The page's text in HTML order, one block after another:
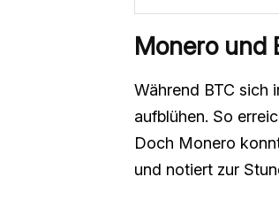
Monero und
Während BTC sich
aufblühen. So
Doch Monero
und notiert zur